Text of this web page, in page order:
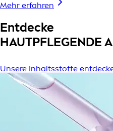
Mehr erfahren
Entdecke
HAUTPFLEGENDE
Unsere Inhaltsstoffe